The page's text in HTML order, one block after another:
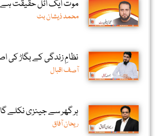
موت ایک اٹل حقیقت ہے
محمد ذیشان بٹ
نظامِ زندگی کے بگاڑ کی
آصف اقبال
ہر گھر سے جینزی نکلے گا
ریحان آفاق